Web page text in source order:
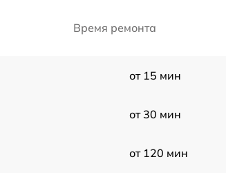
Время ремонта
от 15 мин
от 30 мин
от 120 мин